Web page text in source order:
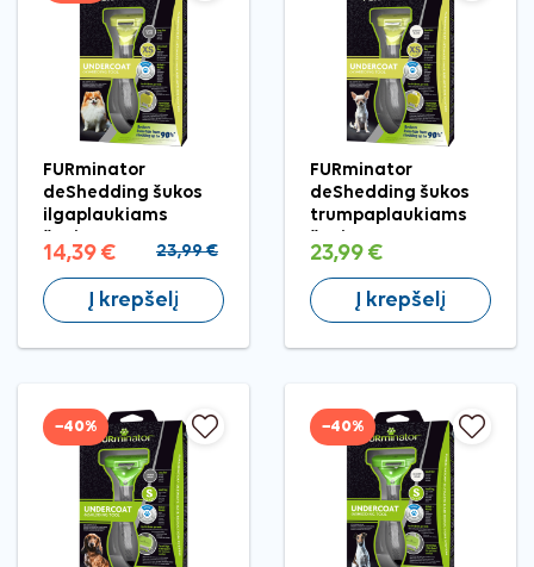
FURminator
deShedding šukos
ilgaplaukiams
14,39 € 23,99 €
Į krepšelį
FURminator
deShedding šukos
trumpaplaukiams
23,99 €
Į krepšelį
−40% −40%